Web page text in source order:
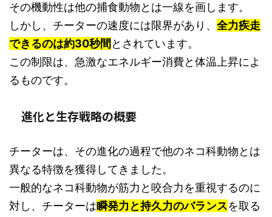
その機動性は他の捕食動物とは一線を画します。
しかし、チーターの速度には限界があり、 全力疾走
できるのは約30秒間 とされています。
この制限は、急激なエネルギー消費と体温上昇によ
るものです。
進化と生存戦略の概要
チーターは、その進化の過程で他のネコ科動物とは
異なる特徴を獲得してきました。
一般的なネコ科動物が筋力と咬合力を重視するのに
対し、チーターは瞬発力と持久力のバランスを取る